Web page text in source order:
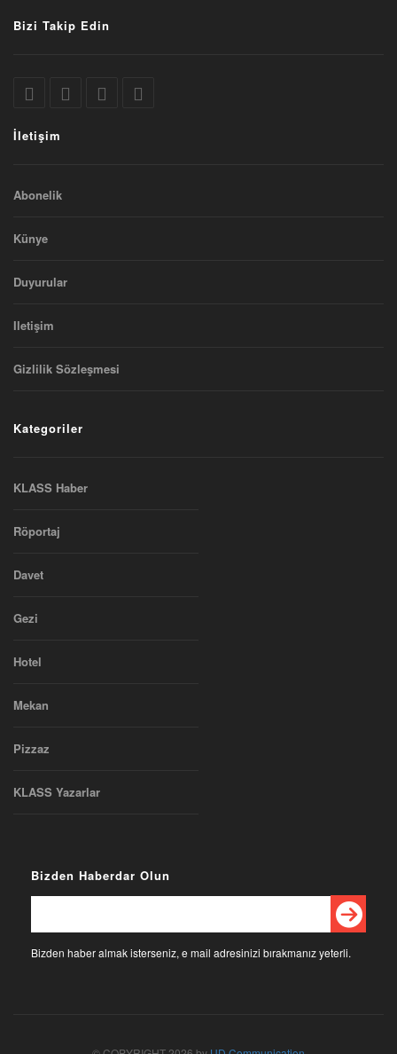
Bizi Takip Edin
İletişim
Abonelik
Künye
Duyurular
Iletişim
Gizlilik Sözleşmesi
Kategoriler
KLASS Haber
Röportaj
Davet
Gezi
Hotel
Mekan
Pizzaz
KLASS Yazarlar
Bizden Haberdar Olun
Bizden haber almak isterseniz, e mail adresinizi bırakmanız yeterli.